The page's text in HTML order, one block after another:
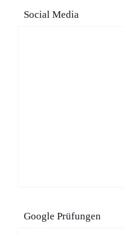
Social Media
Google Prüfungen